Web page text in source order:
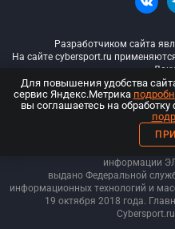
Разработчиком сайта
На сайте cybersport.ru
© ООО
ООО «Киберспорт.ру».
информации
выдано Федеральной
информационных технологий и
19 октября 2018 года.
Cybersport.ru
Для повышения удобства
сервис Яндекс.Метрика
вы соглашаетесь на